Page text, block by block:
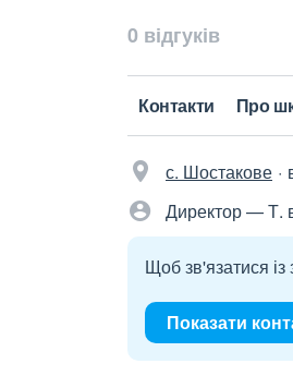
0 відгуків
Контакти Про
с. Шостакове
Директор — Т.
Щоб зв'язатися
Показати